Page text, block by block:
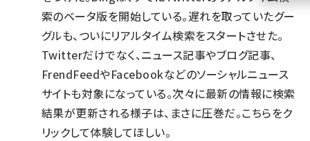
索のベータ版を開始している。遅れを取っていたグー
グルも、ついにリアルタイム検索をスタートさせた。
Twitterだけでなく、ニュース記事やブログ記事、
FrendFeedやFacebookなどのソーシャルニュース
サイトも対象になっている。次々に最新の情報に検索
結果が更新される様子は、まさに圧巻だ。こちらをク
リックして体験してほしい。